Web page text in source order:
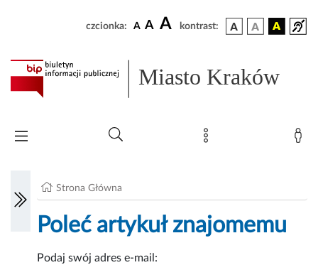
czcionka: A A A kontrast:
Miasto Kraków
Strona Główna
Poleć artykuł znajomemu
Podaj swój adres e-mail: